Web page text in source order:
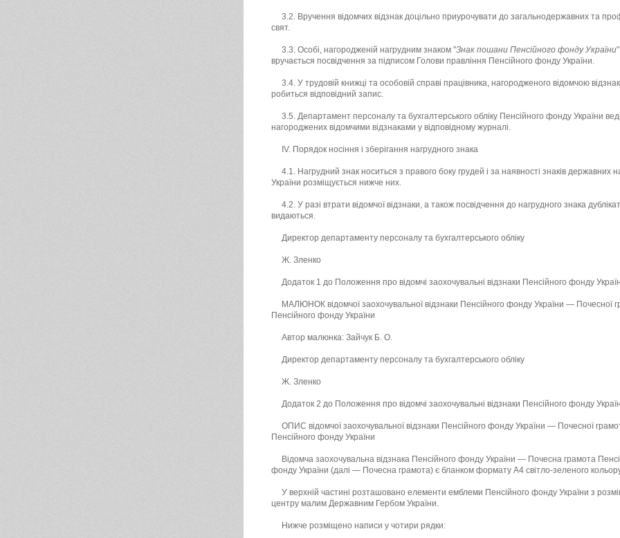
3.2. Вручення відомчих відзнак доцільно приурочувати до загальнодержавних та
свят.
3.3. Особі, нагородженій нагрудним знаком "Знак пошани Пенсійного фонду України
вручається посвідчення за підписом Голови правління Пенсійного фонду України.
3.4. У трудовій книжці та особовій справі працівника, нагородженого відомчою
робиться відповідний запис.
3.5. Департамент персоналу та бухгалтерського обліку Пенсійного фонду України
нагороджених відомчими відзнаками у відповідному журналі.
ІV. Порядок носіння і зберігання нагрудного знака
4.1. Нагрудний знак носиться з правого боку грудей і за наявності знаків державних
України розміщується нижче них.
4.2. У разі втрати відомчої відзнаки, а також посвідчення до нагрудного знака
видаються.
Директор департаменту персоналу та бухгалтерського обліку
Ж. Зленко
Додаток 1 до Положення про відомчі заохочувальні відзнаки Пенсійного фонду
МАЛЮНОК відомчої заохочувальної відзнаки Пенсійного фонду України — Почесної
Пенсійного фонду України
Автор малюнка: Зайчук Б. О.
Директор департаменту персоналу та бухгалтерського обліку
Ж. Зленко
Додаток 2 до Положення про відомчі заохочувальні відзнаки Пенсійного фонду
ОПИС відомчої заохочувальної відзнаки Пенсійного фонду України — Почесної
Пенсійного фонду України
Відомча заохочувальна відзнака Пенсійного фонду України — Почесна грамота
фонду України (далі — Почесна грамота) є бланком формату А4 світло-зеленого
У верхній частині розташовано елементи емблеми Пенсійного фонду України з
центру малим Державним Гербом України.
Нижче розміщено написи у чотири рядки: